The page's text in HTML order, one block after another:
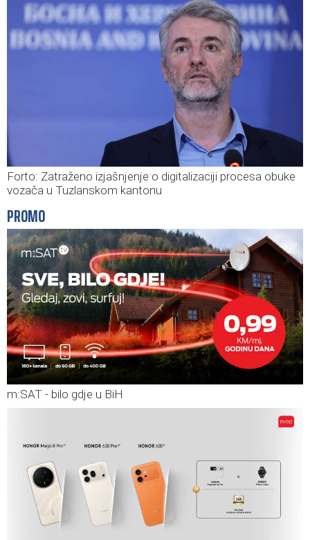
Forto: Zatraženo izjašnjenje o digitalizaciji procesa obuke
vozača u Tuzlanskom kantonu
PROMO
m:SAT - bilo gdje u BiH